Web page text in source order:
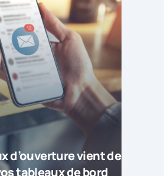
d’ouverture vient de
tableaux de bord